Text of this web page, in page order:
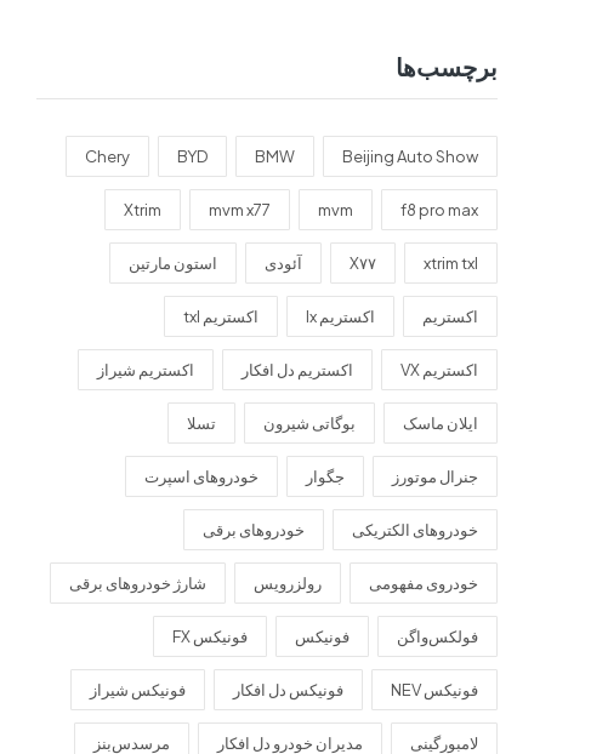
برچسب‌ها
Beijing Auto Show
BMW
BYD
Chery
f8 pro max
mvm
mvm x77
Xtrim
xtrim txl X۷۷ آئودی استون مارتین
اکستریم اکستریم lx اکستریم txl
اکستریم VX اکستریم دل افکار اکستریم شیراز
ایلان ماسک بوگاتی شیرون تسلا
جنرال موتورز جگوار خودروهای اسپرت
خودروهای الکتریکی خودروهای برقی
خودروی مفهومی رولزرویس شارژ خودروهای برقی
فولکس‌واگن فونیکس فونیکس FX
فونیکس NEV فونیکس دل افکار فونیکس شیراز
لامبورگینی مدیران خودرو دل افکار مرسدس‌بنز